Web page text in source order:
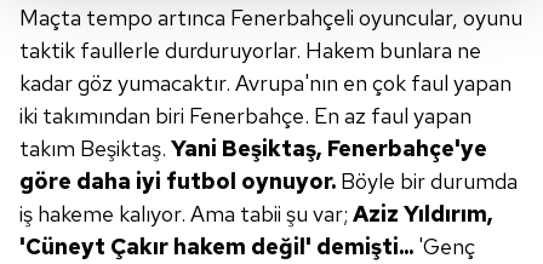
Her halükârda, kullanıcılar, bu çerezlere izin vermedikleri
takdirde, kullanıcılara hedefli reklamlar
gösterilmeyecektir."
Sizlere daha iyi bir hizmet sunabilmek için İnternet
Sitemizde kendimize ve üçüncü kişilere ait çerezler
kullanılmaktadır. Bu çerezler vasıtasıyla çeşitli kişisel
verileriniz işlenmekte olup gerekli olan çerezler bilgi
toplumu hizmetlerinin sunulması amacıyla
Maçta tempo artınca Fenerbahçeli oyuncular, oyunu
taktik faullerle durduruyorlar. Hakem bunlara ne
kadar göz yumacaktır. Avrupa'nın en çok faul yapan
iki takımından biri Fenerbahçe. En az faul yapan
takım Beşiktaş. Yani Beşiktaş, Fenerbahçe'ye
göre daha iyi futbol oynuyor. Böyle bir durumda
iş hakeme kalıyor. Ama tabii şu var; Aziz Yıldırım,
'Cüneyt Çakır hakem değil' demişti... 'Genç